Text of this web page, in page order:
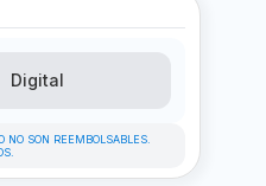
Digital
NO SON REEMBOLSABLES.